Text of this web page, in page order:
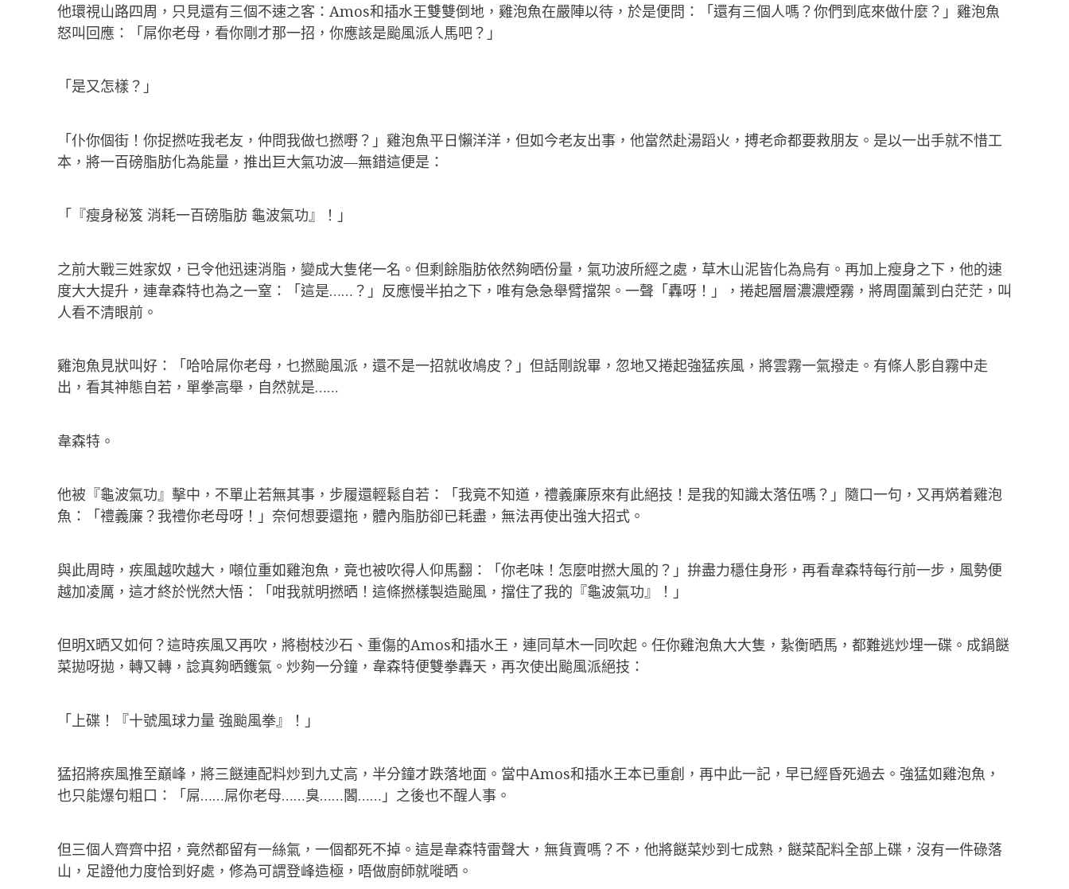
他環視山路四周，只見還有三個不速之客：Amos和插水王雙雙倒地，雞泡魚在嚴陣以待，於是便問：「還有三個人嗎？你們到底來做什麼？」雞泡魚
怒叫回應：「屌你老母，看你剛才那一招，你應該是颱風派人馬吧？」
「是又怎樣？」
「仆你個街！你捉撚咗我老友，仲問我做乜撚嘢？」雞泡魚平日懶洋洋，但如今老友出事，他當然赴湯蹈火，搏老命都要救朋友。是以一出手就不惜工
本，將一百磅脂肪化為能量，推出巨大氣功波—無錯這便是：
「『瘦身秘笈 消耗一百磅脂肪 龜波氣功』！」
之前大戰三姓家奴，已令他迅速消脂，變成大隻佬一名。但剩餘脂肪依然夠晒份量，氣功波所經之處，草木山泥皆化為烏有。再加上瘦身之下，他的速
度大大提升，連韋森特也為之一窒：「這是……？」反應慢半拍之下，唯有急急舉臂擋架。一聲「轟呀！」，捲起層層濃濃煙霧，將周圍薰到白茫茫，叫
人看不清眼前。
雞泡魚見狀叫好：「哈哈屌你老母，乜撚颱風派，還不是一招就收鳩皮？」但話剛說畢，忽地又捲起強猛疾風，將雲霧一氣撥走。有條人影自霧中走
出，看其神態自若，單拳高舉，自然就是……
韋森特。
他被『龜波氣功』擊中，不單止若無其事，步履還輕鬆自若：「我竟不知道，禮義廉原來有此絕技！是我的知識太落伍嗎？」隨口一句，又再焫着雞泡
魚：「禮義廉？我禮你老母呀！」奈何想要還拖，體內脂肪卻已耗盡，無法再使出強大招式。
與此周時，疾風越吹越大，噸位重如雞泡魚，竟也被吹得人仰馬翻：「你老味！怎麼咁撚大風的？」拚盡力穩住身形，再看韋森特每行前一步，風勢便
越加凌厲，這才終於恍然大悟：「咁我就明撚晒！這條撚樣製造颱風，擋住了我的『龜波氣功』！」
但明X晒又如何？這時疾風又再吹，將樹枝沙石、重傷的Amos和插水王，連同草木一同吹起。任你雞泡魚大大隻，紥衡晒馬，都難逃炒埋一碟。成鍋餸
菜拋呀拋，轉又轉，諗真夠晒鑊氣。炒夠一分鐘，韋森特便雙拳轟天，再次使出颱風派絕技：
「上碟！『十號風球力量 強颱風拳』！」
猛招將疾風推至巔峰，將三餸連配料炒到九丈高，半分鐘才跌落地面。當中Amos和插水王本已重創，再中此一記，早已經昏死過去。強猛如雞泡魚，
也只能爆句粗口：「屌……屌你老母……臭……閪……」之後也不醒人事。
但三個人齊齊中招，竟然都留有一絲氣，一個都死不掉。這是韋森特雷聲大，無貨賣嗎？不，他將餸菜炒到七成熟，餸菜配料全部上碟，沒有一件碌落
山，足證他力度恰到好處，修為可謂登峰造極，唔做廚師就嘥晒。